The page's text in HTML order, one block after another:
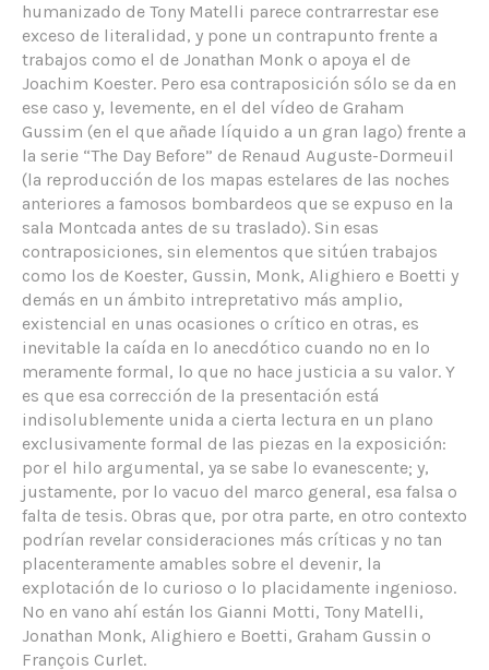
humanizado de Tony Matelli parece contrarrestar ese
exceso de literalidad, y pone un contrapunto frente a
trabajos como el de Jonathan Monk o apoya el de
Joachim Koester. Pero esa contraposición sólo se da en
ese caso y, levemente, en el del vídeo de Graham
Gussim (en el que añade líquido a un gran lago) frente a
la serie “The Day Before” de Renaud Auguste-Dormeuil
(la reproducción de los mapas estelares de las noches
anteriores a famosos bombardeos que se expuso en la
sala Montcada antes de su traslado). Sin esas
contraposiciones, sin elementos que sitúen trabajos
como los de Koester, Gussin, Monk, Alighiero e Boetti y
demás en un ámbito intrepretativo más amplio,
existencial en unas ocasiones o crítico en otras, es
inevitable la caída en lo anecdótico cuando no en lo
meramente formal, lo que no hace justicia a su valor. Y
es que esa corrección de la presentación está
indisolublemente unida a cierta lectura en un plano
exclusivamente formal de las piezas en la exposición:
por el hilo argumental, ya se sabe lo evanescente; y,
justamente, por lo vacuo del marco general, esa falsa o
falta de tesis. Obras que, por otra parte, en otro contexto
podrían revelar consideraciones más críticas y no tan
placenteramente amables sobre el devenir, la
explotación de lo curioso o lo placidamente ingenioso.
No en vano ahí están los Gianni Motti, Tony Matelli,
Jonathan Monk, Alighiero e Boetti, Graham Gussin o
François Curlet.